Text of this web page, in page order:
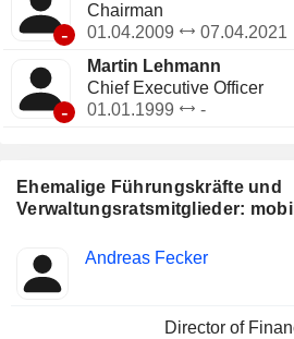
Ehemalige Führungskräfte und
Verwaltungsratsmitglieder:
Insider
Besetzte
Andreas Fecker
Director of
-
Chairman
01.04.2009
07.04.2021
-
Martin Lehmann
Chief Executive Officer
01.01.1999
-